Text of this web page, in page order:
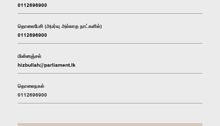
0112696900
தொலைபேசி (அமர்வு அல்லாத நாட்களில்)
0112696900
மின்னஞ்சல்
hizbullah@parliament.lk
தொலைநகல்
0112696900